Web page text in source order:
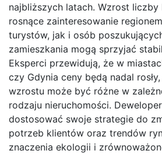
najbliższych latach. Wzrost liczby
rosnące zainteresowanie
turystów, jak i osób
zamieszkania mogą sprzyjać
Eksperci przewidują, że w
czy Gdynia ceny będą nadal
wzrostu może być różne w
rodzaju nieruchomości.
dostosować swoje strategie do
potrzeb klientów oraz trendów
znaczenia ekologii i